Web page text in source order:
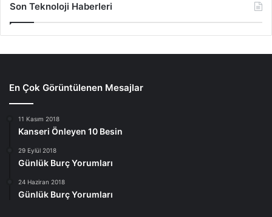
Son Teknoloji Haberleri
En Çok Görüntülenen Mesajlar
11 Kasım 2018
Kanseri Önleyen 10 Besin
29 Eylül 2018
Günlük Burç Yorumları
24 Haziran 2018
Günlük Burç Yorumları